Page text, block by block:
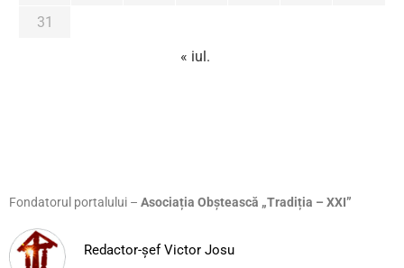
31
« iul.
Fondatorul portalului – Asociația Obștească „Tradiția – XXI”
Redactor-șef Victor Josu